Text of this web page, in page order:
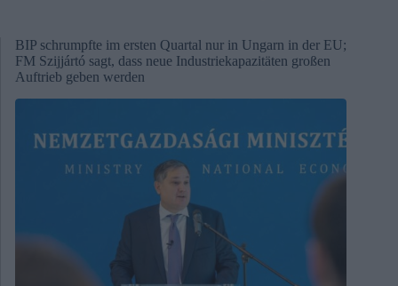
BIP schrumpfte im ersten Quartal nur in Ungarn in der EU;
FM Szijjártó sagt, dass neue Industriekapazitäten großen
Auftrieb geben werden